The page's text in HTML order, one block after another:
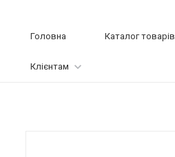
Головна Каталог товарів
Клієнтам